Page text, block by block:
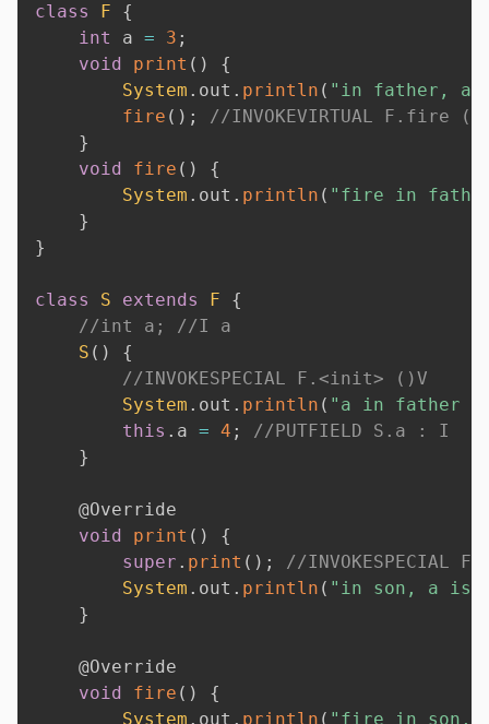
class F
{
int
a = 3 ;
void
print ( )
{
System . out . println ( "in father, a
fire ( ) ;
//INVOKEVIRTUAL F.fire
}
void
fire ( )
{
System . out . println ( "fire in
}
}
class S extends F
{
//int a; //I a
S ( )
{
//INVOKESPECIAL F.<init> ()V
System . out . println ( "a in father
this . a = 4 ;
//PUTFIELD S.a : I
}
@Override
void
print ( )
{
super . print ( ) ;
//INVOKESPECIAL
System . out . println ( "in son, a is
}
@Override
void
fire ( )
{
System . out . println ( "fire in son,